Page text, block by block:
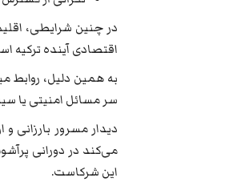
در چنین شرایطی،
اقتصادی آینده ترکیه
به همین دلیل، روابط
سر مسائل امنیتی یا
دیدار مسرور بارزانی
می‌کند در دورانی
این شرکاست.